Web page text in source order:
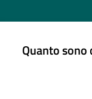
Quanto